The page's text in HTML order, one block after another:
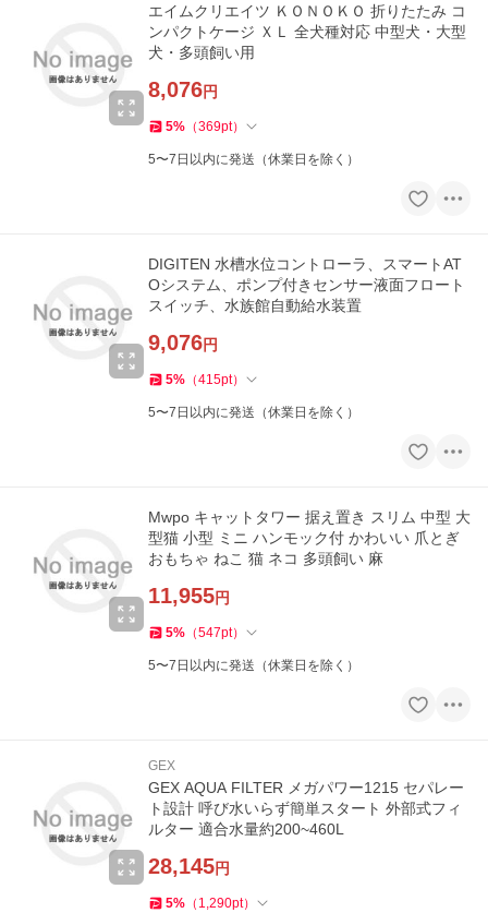
エイムクリエイツ ＫＯＮＯＫＯ 折りたたみ コ
ンパクトケージ ＸＬ 全犬種対応 中型犬・大型
犬・多頭飼い用
8,076円
5% （369pt）
5〜7日以内に発送（休業日を除く）
DIGITEN 水槽水位コントローラ、スマートAT
Oシステム、ポンプ付きセンサー液面フロート
スイッチ、水族館自動給水装置
9,076円
5% （415pt）
5〜7日以内に発送（休業日を除く）
Mwpo キャットタワー 据え置き スリム 中型 大
型猫 小型 ミニ ハンモック付 かわいい 爪とぎ
おもちゃ ねこ 猫 ネコ 多頭飼い 麻
11,955円
5% （547pt）
5〜7日以内に発送（休業日を除く）
GEX
GEX AQUA FILTER メガパワー1215 セパレー
ト設計 呼び水いらず簡単スタート 外部式フィ
ルター 適合水量約200~460L
28,145円
5% （ 1,290pt）